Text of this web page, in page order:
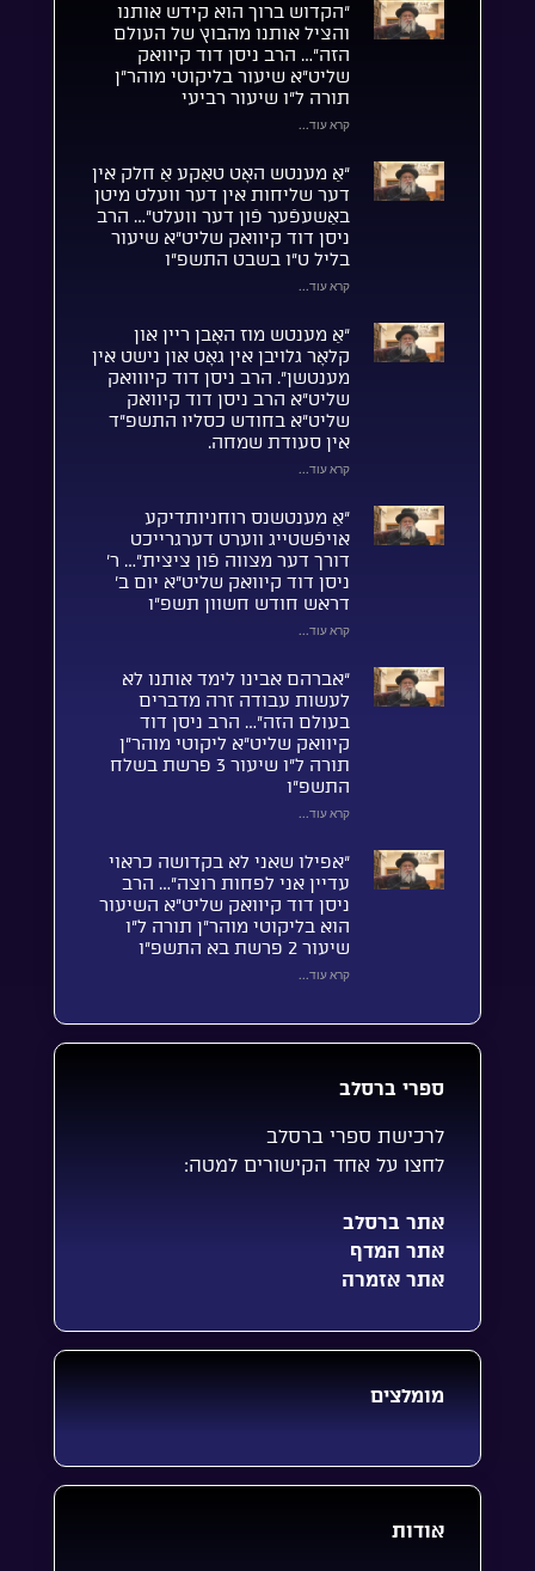
“הקדוש ברוך הוא קידש אותנו
והציל אותנו מהבוץ של העולם
הזה”… הרב ניסן דוד קיוואק
שליט”א שיעור בליקוטי מוהר”ן
תורה ל”ו שיעור רביעי
קרא עוד...
“אַ מענטש האָט טאַקע אַ חלק אין
דער שליחות אין דער וועלט מיטן
באַשעפֿער פֿון דער וועלט”… הרב
ניסן דוד קיוואק שליט”א שיעור
בליל ט”ו בשבט התשפ”ו
קרא עוד...
“אַ מענטש מוז האָבן ריין און
קלאָר גלויבן אין גאָט און נישט אין
מענטשן”. הרב ניסן דוד קיווואק
שליט”א הרב ניסן דוד קיוואק
שליט”א בחודש כסליו התשפ”ד
אין סעודת שמחה.
קרא עוד...
“אַ מענטשנס רוחניותדיקע
אויפֿשטייג ווערט דערגרייכט
דורך דער מצווה פֿון ציצית”… ר’
ניסן דוד קיוואק שליט”א יום ב’
דראש חודש חשוון תשפ”ו
קרא עוד...
“אברהם אבינו לימד אותנו לא
לעשות עבודה זרה מדברים
בעולם הזה”… הרב ניסן דוד
קיוואק שליט”א ליקוטי מוהר”ן
תורה ל”ו שיעור 3 פרשת בשלח
התשפ”ו
קרא עוד...
“אפילו שאני לא בקדושה כראוי
עדיין אני לפחות רוצה”… הרב
ניסן דוד קיוואק שליט”א השיעור
הוא בליקוטי מוהר”ן תורה ל”ו
שיעור 2 פרשת בא התשפ”ו
קרא עוד...
ספרי ברסלב
לרכישת ספרי ברסלב
לחצו על אחד הקישורים למטה:
אתר ברסלב
אתר המדף
אתר אזמרה
מומלצים
אודות